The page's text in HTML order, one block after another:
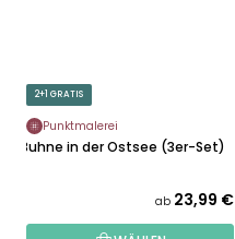
2+1 GRATIS
Punktmalerei
Buhne in der Ostsee (3er-Set)
ab 23,99 €